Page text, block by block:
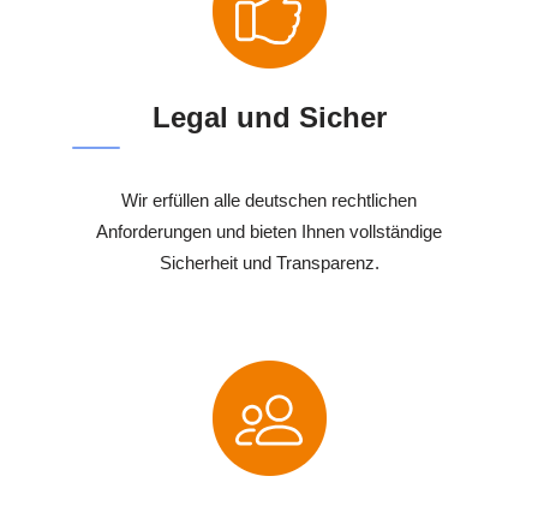
Legal und Sicher
Wir erfüllen alle deutschen rechtlichen
Anforderungen und bieten Ihnen vollständige
Sicherheit und Transparenz.